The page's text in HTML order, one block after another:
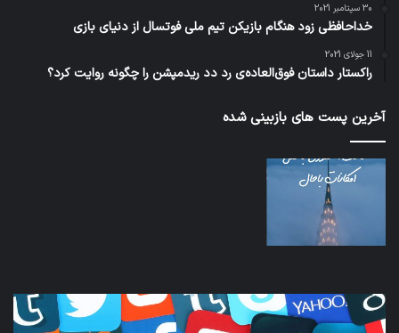
30 سپتامبر 2021
خداحافظی زود هنگام بازیکن تیم ملی فوتسال از دنیای بازی
11 جولای 2021
راکستار داستان فوق‌العاده‌ی رد دد ریدمپشن را چگونه روایت کرد؟
آخرین پست های بازبینی شده
کدام
برنامه‌های